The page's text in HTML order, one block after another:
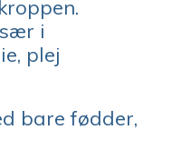
i
plej
bare fødder,